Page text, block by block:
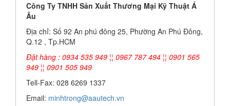
Công Ty TNHH Sản Xuất Thương Mại Kỹ Thuật Á
Âu
Địa chỉ: Số 92 An phú đông 25, Phường An Phú Đông,
Q.12 , Tp.HCM
Đặt hàng : 0934 535 949 ¦¦ 0967 787 494 ¦¦ 0901 565
949 ¦¦ 0901 505 949
Tell-Fax: 028 6269 1337
Email: minhtrong@aautech.vn